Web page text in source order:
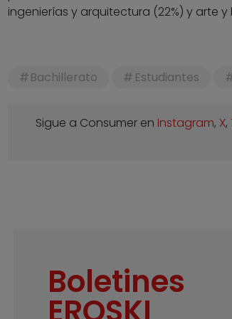
ingenierías y arquitectura (22%) y arte y
Bachillerato Estudiantes
Sigue a Consumer en Instagram, X,
Boletines